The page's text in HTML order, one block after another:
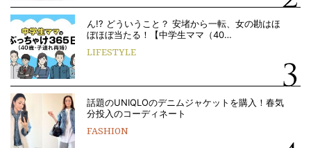
ん!? どういうこと？ 安堵から一転、女の勘はほ
ぼほぼ当たる！【中学生ママ（40…
LIFESTYLE
話題のUNIQLOのデニムジャケットを購入！春気
分投入のコーディネート
FASHION